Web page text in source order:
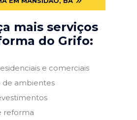
mais serviços
do Grifo:
e comerciais
de ambientes
reforma